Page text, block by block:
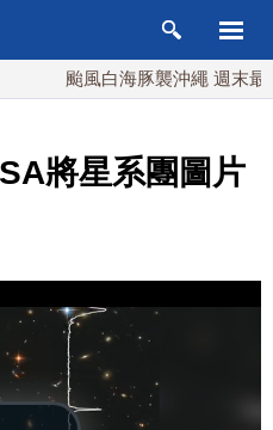
颱風白海豚襲沖繩 週末最近台
將星系團圖片